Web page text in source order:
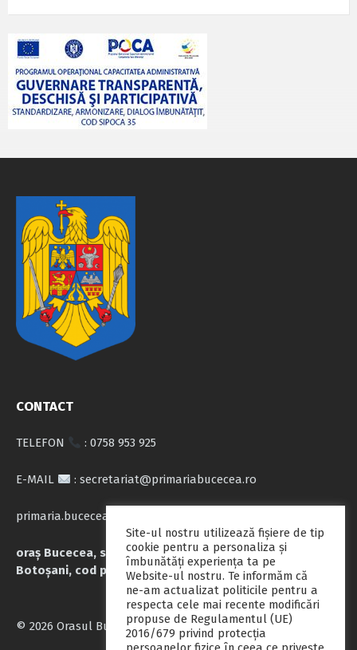
CONTACT
TELEFON : 0758 953 925
E-MAIL : secretariat@primariabucecea.ro
primaria.bucecea@yahoo.com
oraș Bucecea, str. Calea Națională nr.71, județul
Botoșani, cod poștal 717045
© 2026 Orasul Bucecea
Site-ul nostru utilizează fişiere de tip
cookie pentru a personaliza și
îmbunătăți experiența ta pe
Website-ul nostru. Te informăm că
ne-am actualizat politicile pentru a
respecta cele mai recente modificări
propuse de Regulamentul (UE)
2016/679 privind protecția